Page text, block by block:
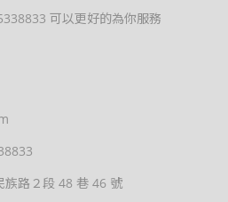
可以更好的為你服務
族路２段 48 巷 46 號